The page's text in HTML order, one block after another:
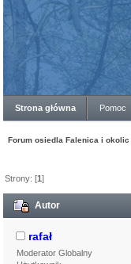
Strona główna Pomoc
Forum osiedla Falenica i okolic
Strony: [1]
Autor
rafał
Moderator Globalny